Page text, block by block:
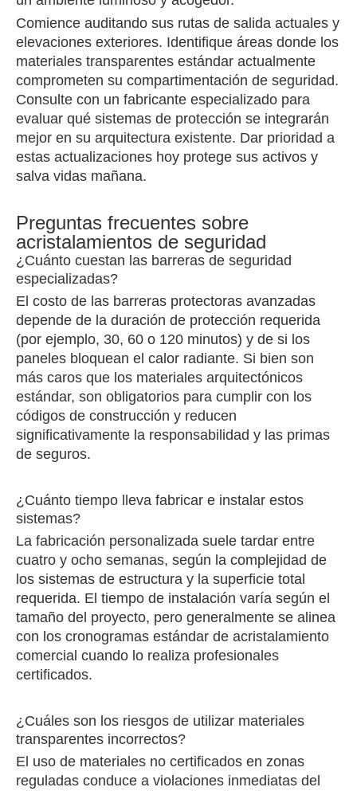
Comience auditando sus rutas de salida actuales y
elevaciones exteriores. Identifique áreas donde los
materiales transparentes estándar actualmente
comprometen su compartimentación de seguridad.
Consulte con un fabricante especializado para
evaluar qué sistemas de protección se integrarán
mejor en su arquitectura existente. Dar prioridad a
estas actualizaciones hoy protege sus activos y
salva vidas mañana.
Preguntas frecuentes sobre
acristalamientos de seguridad
¿Cuánto cuestan las barreras de seguridad
especializadas?
El costo de las barreras protectoras avanzadas
depende de la duración de protección requerida
(por ejemplo, 30, 60 o 120 minutos) y de si los
paneles bloquean el calor radiante. Si bien son
más caros que los materiales arquitectónicos
estándar, son obligatorios para cumplir con los
códigos de construcción y reducen
significativamente la responsabilidad y las primas
de seguros.
¿Cuánto tiempo lleva fabricar e instalar estos
sistemas?
La fabricación personalizada suele tardar entre
cuatro y ocho semanas, según la complejidad de
los sistemas de estructura y la superficie total
requerida. El tiempo de instalación varía según el
tamaño del proyecto, pero generalmente se alinea
con los cronogramas estándar de acristalamiento
comercial cuando lo realiza profesionales
certificados.
¿Cuáles son los riesgos de utilizar materiales
transparentes incorrectos?
El uso de materiales no certificados en zonas
reguladas conduce a violaciones inmediatas del